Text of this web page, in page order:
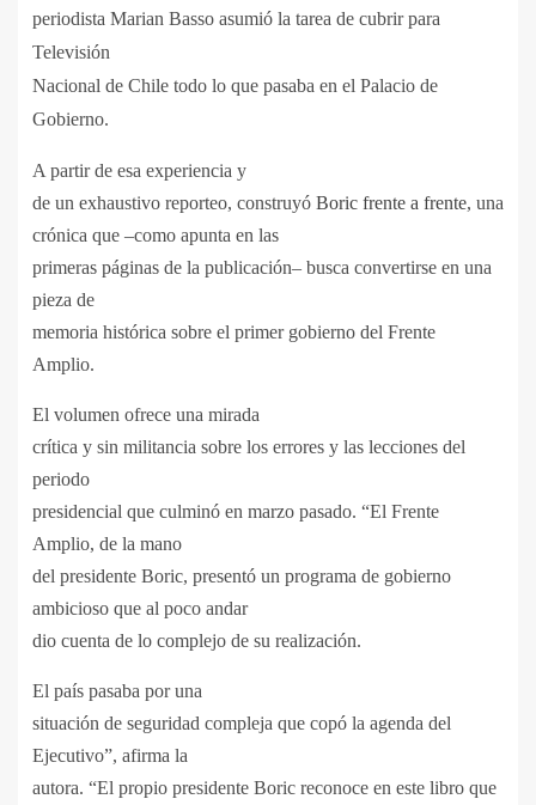
periodista Marian Basso asumió la tarea de cubrir para
Televisión
Nacional de Chile todo lo que pasaba en el Palacio de
Gobierno.
A partir de esa experiencia y
de un exhaustivo reporteo, construyó Boric frente a frente, una
crónica que –como apunta en las
primeras páginas de la publicación– busca convertirse en una
pieza de
memoria histórica sobre el primer gobierno del Frente
Amplio.
El volumen ofrece una mirada
crítica y sin militancia sobre los errores y las lecciones del
periodo
presidencial que culminó en marzo pasado. “El Frente
Amplio, de la mano
del presidente Boric, presentó un programa de gobierno
ambicioso que al poco andar
dio cuenta de lo complejo de su realización.
El país pasaba por una
situación de seguridad compleja que copó la agenda del
Ejecutivo”, afirma la
autora. “El propio presidente Boric reconoce en este libro que